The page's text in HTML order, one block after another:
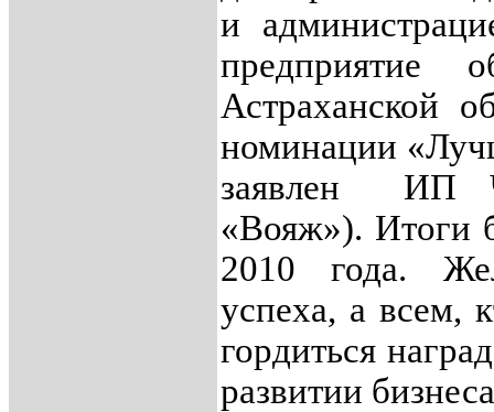
и
предприятие
Астраханской
номинации
заявлен ИП
«Вояж»). Итоги
2010 года.
успеха, а всем,
гордиться
развитии